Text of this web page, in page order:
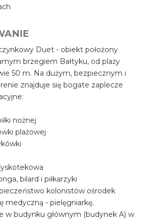
Duet - obiekt położony
brzegiem Bałtyku, od plaży
50 m. Na dużym, bezpiecznym i
znajduje się bogate zaplecze
nożnej
plażowej
bilard i piłkarzyki
kolonistów ośrodek
medyczną - pielęgniarkę.
w budynku głównym (budynek A) w